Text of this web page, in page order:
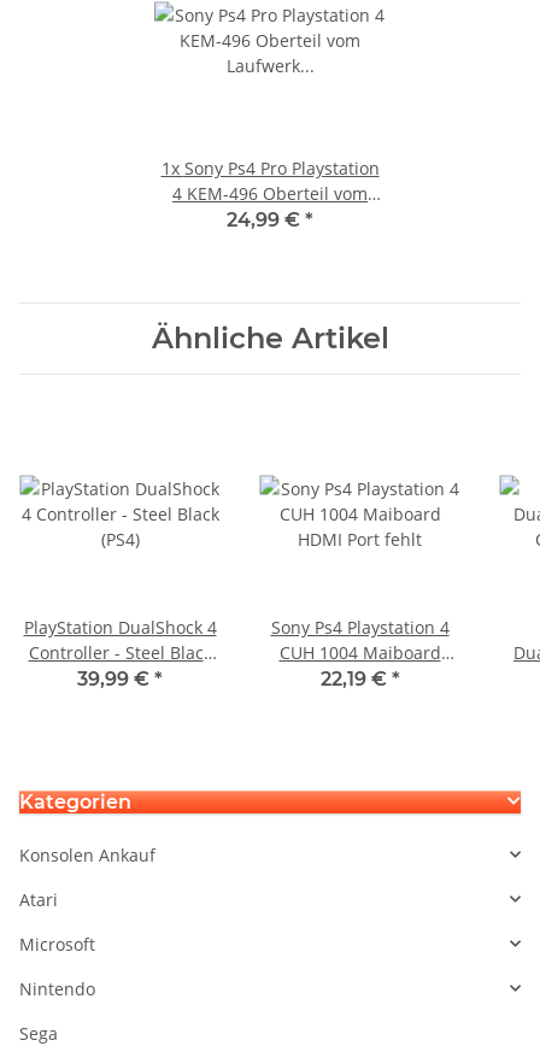
1x Sony Ps4 Pro Playstation
4 KEM-496 Oberteil vom
Laufwerk CUH-7016B - NLD-
24,99 € *
Ähnliche Artikel
PlayStation DualShock 4
Controller - Steel Black
(PS4)
39,99 € *
Sony Ps4 Playstation 4
CUH 1004 Maiboard
HDMI Port fehlt
22,19 € *
Kategorien
Konsolen Ankauf
Atari
Microsoft
Nintendo
Sega